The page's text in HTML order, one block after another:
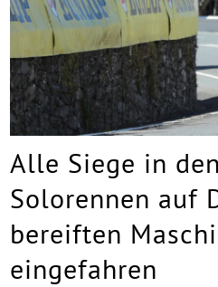
Alle Siege in
Solorennen auf
bereiften
eingefahren